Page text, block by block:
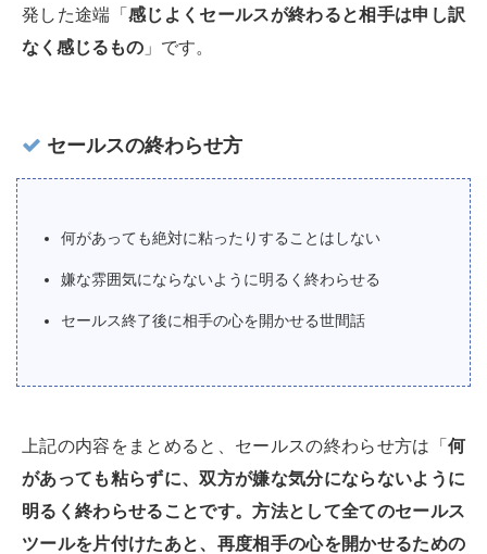
発した途端「 感じよくセールスが終わると相手は申し訳
なく感じるもの 」です。
セールスの終わらせ方
何があっても絶対に粘ったりすることはしない
嫌な雰囲気にならないように明るく終わらせる
セールス終了後に相手の心を開かせる世間話
上記の内容をまとめると、セールスの終わらせ方は「 何
があっても粘らずに、双方が嫌な気分にならないように
明るく終わらせることです。方法として全てのセールス
ツールを片付けたあと、再度相手の心を開かせるための